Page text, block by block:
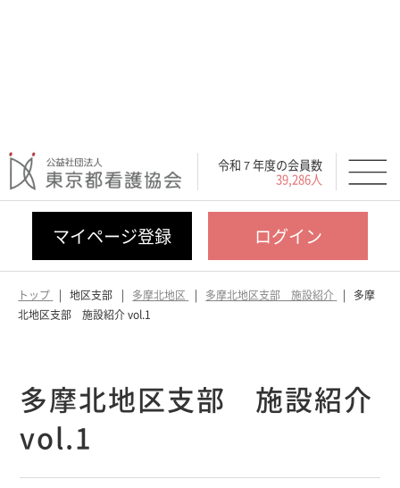
令和７年度の会員数
39,286人
マイページ登録 ログイン
トップ 地区支部 多摩北地区 多摩北地区支部 施設紹介
多摩
北地区支部 施設紹介 vol.1
多摩北地区支部 施設紹介
vol.1